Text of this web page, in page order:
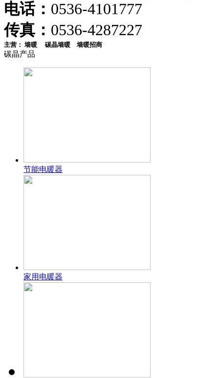
电话： 0536-4101777
传真： 0536-4287227
主营： 墙暖 碳晶墙暖 墙暖招商
碳晶产品
节能电暖器
家用电暖器